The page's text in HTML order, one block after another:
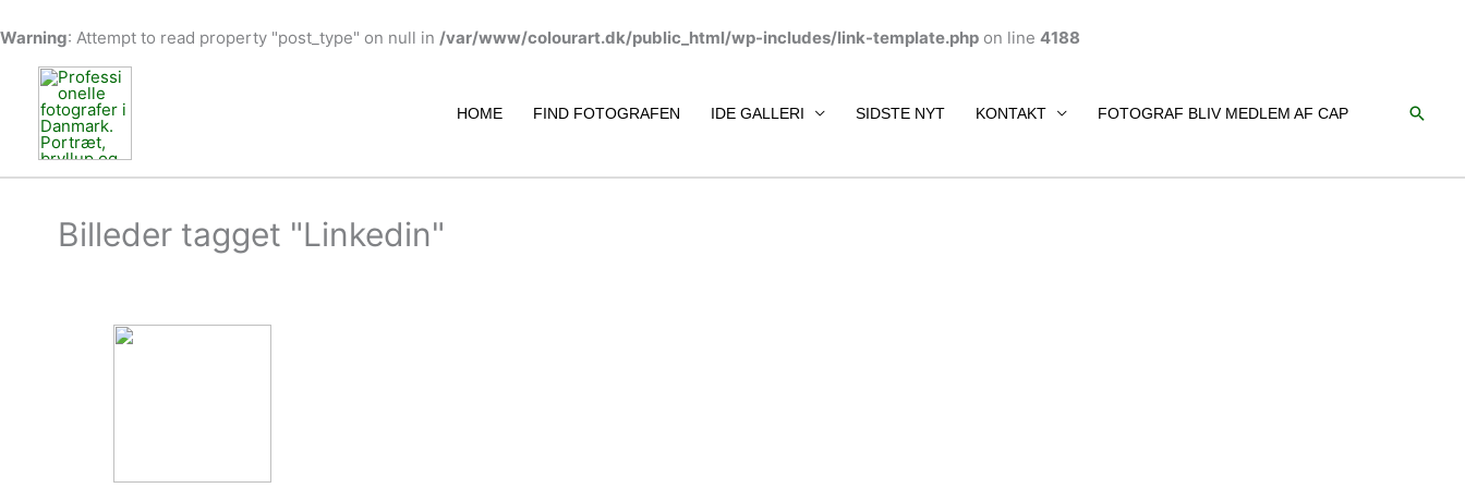
Warning: Attempt to read property "post_type" on null in /var/www/colourart.dk/public_html/wp-includes/link-template.php on line 4188
indholdet
HOME FIND FOTOGRAFEN IDE GALLERI SIDSTE NYT KONTAKT FOTOGRAF BLIV MEDLEM AF CAP Søg
Billeder tagget "Linkedin"